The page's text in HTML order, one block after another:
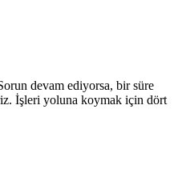
devam ediyorsa, bir süre
İşleri yoluna koymak için dört